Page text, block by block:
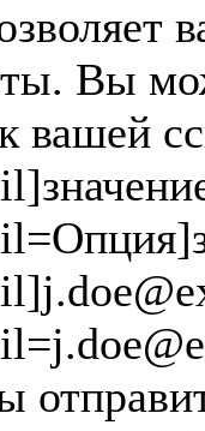
Вы
вашей
Опция]